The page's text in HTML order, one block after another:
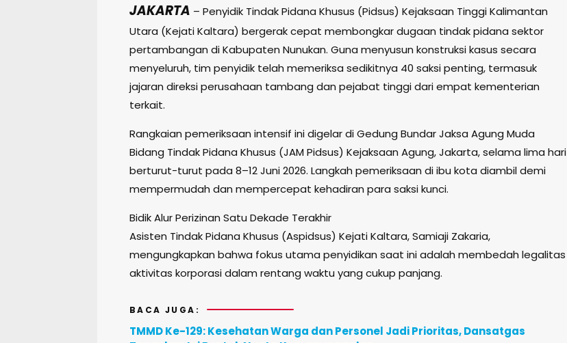
JAKARTA – Penyidik Tindak Pidana Khusus (Pidsus) Kejaksaan Tinggi Kalimantan
Utara (Kejati Kaltara) bergerak cepat membongkar dugaan tindak pidana sektor
pertambangan di Kabupaten Nunukan. Guna menyusun konstruksi kasus secara
menyeluruh, tim penyidik telah memeriksa sedikitnya 40 saksi penting, termasuk
jajaran direksi perusahaan tambang dan pejabat tinggi dari empat kementerian
terkait.
Rangkaian pemeriksaan intensif ini digelar di Gedung Bundar Jaksa Agung Muda
Bidang Tindak Pidana Khusus (JAM Pidsus) Kejaksaan Agung, Jakarta, selama lima hari
berturut-turut pada 8–12 Juni 2026. Langkah pemeriksaan di ibu kota diambil demi
mempermudah dan mempercepat kehadiran para saksi kunci.
Bidik Alur Perizinan Satu Dekade Terakhir
Asisten Tindak Pidana Khusus (Aspidsus) Kejati Kaltara, Samiaji Zakaria,
mengungkapkan bahwa fokus utama penyidikan saat ini adalah membedah legalitas
aktivitas korporasi dalam rentang waktu yang cukup panjang.
BACA JUGA:
TMMD Ke-129: Kesehatan Warga dan Personel Jadi Prioritas, Dansatgas